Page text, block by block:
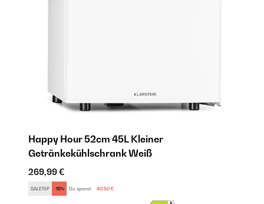
Happy Hour 52cm 45L Kleiner
Getränkekühlschrank Weiß
269,99 €
SALE15P -15% Du sparst: 40,50 €